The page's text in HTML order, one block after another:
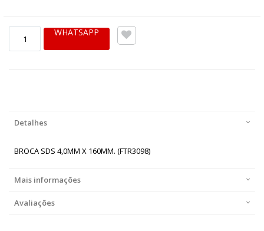
WHATSAPP
Detalhes
BROCA SDS 4,0MM X 160MM. (FTR3098)
Mais informações
Avaliações